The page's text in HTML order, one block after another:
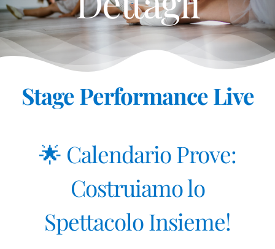
Stage Performance Live
🌟 Calendario Prove:
Costruiamo lo
Spettacolo Insieme!